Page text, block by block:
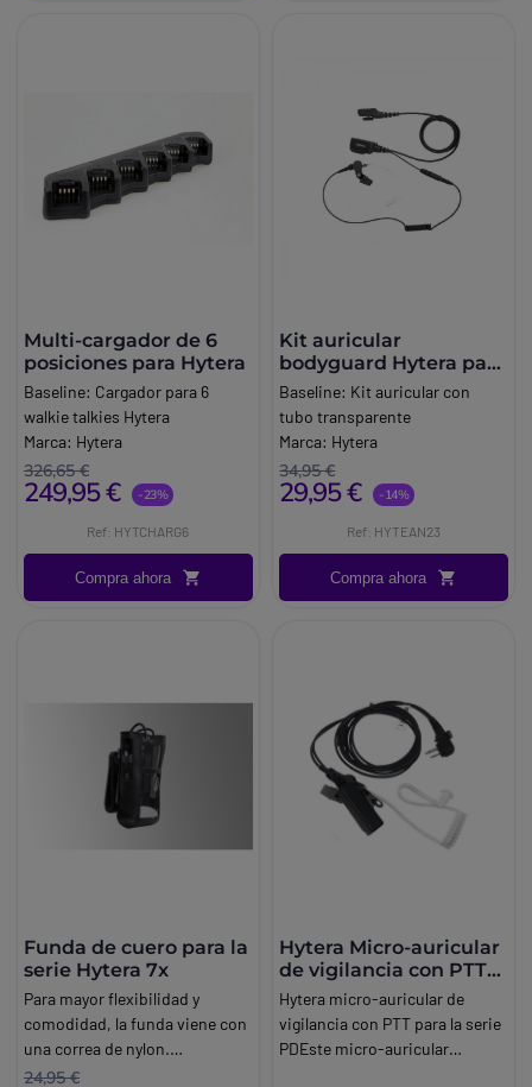
Multi-cargador de 6
posiciones para Hytera
Baseline: Cargador para 6
walkie talkies Hytera
Marca: Hytera
326,65 €
249,95 € -23%
Ref: HYTCHARG6
Compra ahora
Kit auricular
bodyguard Hytera para
serie pd7x
Baseline: Kit auricular con
tubo transparente
Marca: Hytera
34,95 €
29,95 € -14%
Ref: HYTEAN23
Compra ahora
Funda de cuero para la
serie Hytera 7x
Para mayor flexibilidad y
comodidad, la funda viene con
una correa de nylon.
Compatible con los modelos
24,95 €
Hytera Micro-auricular
de vigilancia con PTT
para la serie PD
Hytera micro-auricular de
vigilancia con PTT para la serie
PDEste micro-auricular